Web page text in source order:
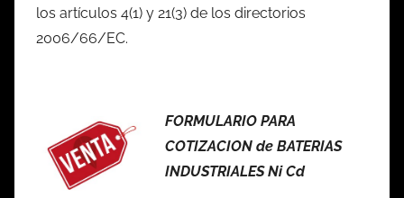
los artículos 4(1) y 21(3) de los directorios
2006/66/EC.
FORMULARIO PARA
COTIZACION de BATERIAS
INDUSTRIALES Ni Cd